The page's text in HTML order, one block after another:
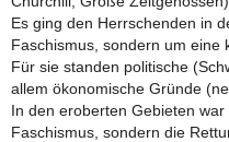
Es ging den Herrschenden in
Faschismus, sondern um eine
Für sie standen politische
allem ökonomische Gründe
In den eroberten Gebieten
Faschismus, sondern die